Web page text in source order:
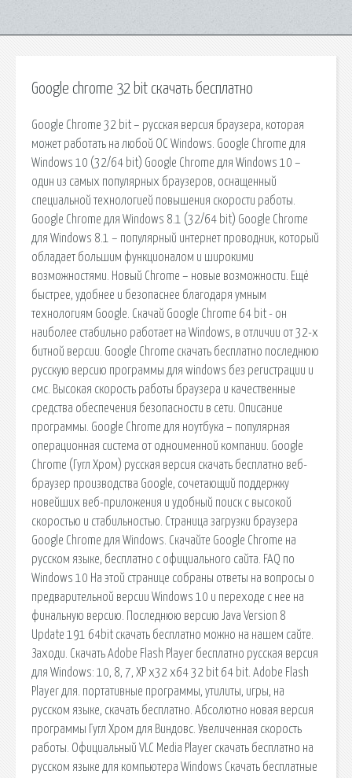
Google chrome 32 bit скачать бесплатно
Google Chrome 32 bit – русская версия браузера, которая
может работать на любой ОС Windows. Google Chrome для
Windows 10 (32/64 bit) Google Chrome для Windows 10 –
один из самых популярных браузеров, оснащенный
специальной технологией повышения скорости работы.
Google Chrome для Windows 8.1 (32/64 bit) Google Chrome
для Windows 8.1 – популярный интернет проводник, который
обладает большим функционалом и широкими
возможностями. Новый Chrome – новые возможности. Ещё
быстрее, удобнее и безопаснее благодаря умным
технологиям Google. Скачай Google Chrome 64 bit - он
наиболее стабильно работает на Windows, в отличии от 32-х
битной версии. Google Chrome скачать бесплатно последнюю
русскую версию программы для windows без регистрации и
смс. Высокая скорость работы браузера и качественные
средства обеспечения безопасности в сети. Описание
программы. Google Chrome для ноутбука – популярная
операционная система от одноименной компании. Google
Chrome (Гугл Хром) русская версия скачать бесплатно веб-
браузер производства Google, сочетающий поддержку
новейших веб-приложения и удобный поиск с высокой
скоростью и стабильностью. Страница загрузки браузера
Google Chrome для Windows. Скачайте Google Chrome на
русском языке, бесплатно с официального сайта. FAQ по
Windows 10 На этой странице собраны ответы на вопросы о
предварительной версии Windows 10 и переходе с нее на
финальную версию. Последнюю версию Java Version 8
Update 191 64bit скачать бесплатно можно на нашем сайте.
Заходи. Скачать Adobe Flash Player бесплатно русская версия
для Windows: 10, 8, 7, XP x32 x64 32 bit 64 bit. Adobe Flash
Player для. портативные программы, утилиты, игры, на
русском языке, скачать бесплатно. Абсолютно новая версия
программы Гугл Хром для Виндовс. Увеличенная скорость
работы. Официальный VLC Media Player скачать бесплатно на
русском языке для компьютера Windows Скачать бесплатные